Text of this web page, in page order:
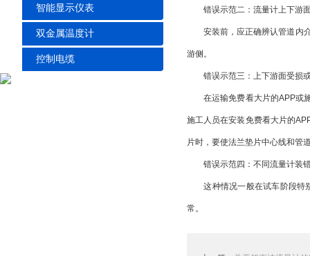
智能显示仪表
双金属温度计
控制电缆
错误示范二：流量计上下游
安装前，应正确辨认管道内介
游侧。
错误示范三：上下游面受损或
在运输免费看大片的APP或施
施工人员在安装免费看大片的
片时，要使法兰垫片中心线和管
错误示范四：不同流量计装
这种情况一般在试车阶段特别
常。